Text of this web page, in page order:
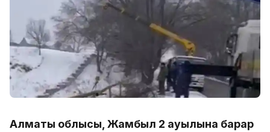
Алматы облысы, Жамбыл 2 ауылына барар